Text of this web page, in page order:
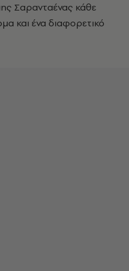
Σαρανταένας κάθε
και ένα διαφορετικό